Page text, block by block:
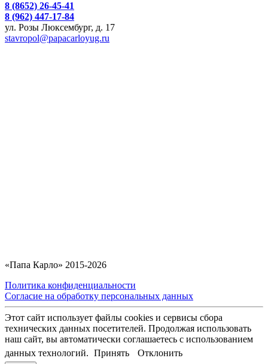
8 (8652) 26-45-41
8 (962) 447-17-84
ул. Розы Люксембург, д. 17
stavropol@papacarloyug.ru
«Папа Карло» 2015-2026
Политика конфиденциальности
Согласие на обработку персональных данных
Этот сайт использует файлы cookies и сервисы сбора
технических данных посетителей. Продолжая использовать
наш сайт, вы автоматически соглашаетесь с использованием
данных технологий. Принять Отклонить